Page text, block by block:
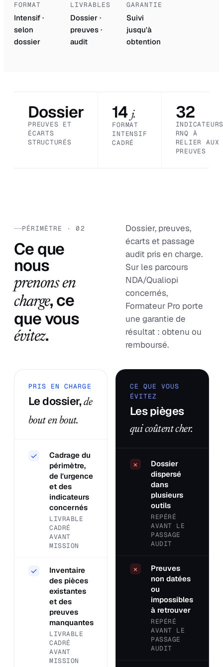
FORMAT
Intensif ·
selon
dossier
LIVRABLES
Dossier ·
preuves ·
audit
GARANTIE
Suivi
jusqu'à
obtention
Dossier
PREUVES ET
ÉCARTS
STRUCTURÉS
14 j.
FORMAT
INTENSIF
CADRÉ
32
RNQ À
RELIER AUX
PREUVES
PÉRIMÈTRE · 02
Ce que
nous
prenons en
charge, ce
que vous
évitez.
Dossier, preuves,
écarts et passage
audit pris en charge.
Sur les parcours
NDA/Qualiopi
concernés,
Formateur Pro porte
une garantie de
résultat : obtenu ou
remboursé.
PRIS EN CHARGE
Le dossier,de
bout en bout.
✓
Cadrage du
périmètre,
de l'urgence
et des
indicateurs
concernés
LIVRABLE
CADRÉ
AVANT
MISSION
✓
Inventaire
des pièces
existantes
et des
preuves
manquantes
LIVRABLE
CADRÉ
AVANT
MISSION
CE QUE VOUS
ÉVITEZ
Les pièges
qui coûtent cher.
×
Dossier
dispersé
dans
plusieurs
outils
REPÉRÉ
AVANT LE
PASSAGE
AUDIT
×
Preuves
non datées
ou
impossibles
à retrouver
REPÉRÉ
AVANT LE
PASSAGE
AUDIT